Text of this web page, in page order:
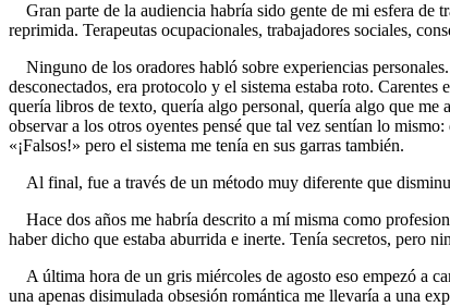
Gran parte de la audiencia habría sido gente de mi esfera de
reprimida. Terapeutas ocupacionales, trabajadores sociales,
Ninguno de los oradores habló sobre experiencias
desconectados, era protocolo y el sistema estaba roto.
quería libros de texto, quería algo personal, quería algo que me
observar a los otros oyentes pensé que tal vez sentían lo
«¡Falsos!» pero el sistema me tenía en sus garras también.
Al final, fue a través de un método muy diferente que
Hace dos años me habría descrito a mí misma como
haber dicho que estaba aburrida e inerte. Tenía secretos, pero
A última hora de un gris miércoles de agosto eso empezó a
una apenas disimulada obsesión romántica me llevaría a una